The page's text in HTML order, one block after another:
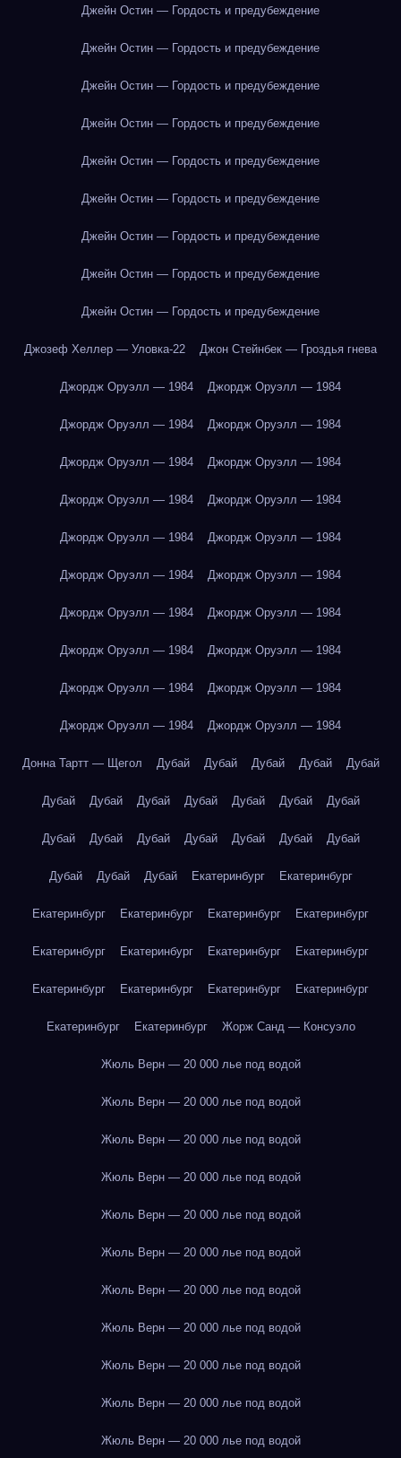
Джейн Остин — Гордость и предубеждение
Джейн Остин — Гордость и предубеждение
Джейн Остин — Гордость и предубеждение
Джейн Остин — Гордость и предубеждение
Джейн Остин — Гордость и предубеждение
Джейн Остин — Гордость и предубеждение
Джейн Остин — Гордость и предубеждение
Джейн Остин — Гордость и предубеждение
Джейн Остин — Гордость и предубеждение
Джозеф Хеллер — Уловка-22 Джон Стейнбек — Гроздья гнева
Джордж Оруэлл — 1984 Джордж Оруэлл — 1984
Джордж Оруэлл — 1984 Джордж Оруэлл — 1984
Джордж Оруэлл — 1984 Джордж Оруэлл — 1984
Джордж Оруэлл — 1984 Джордж Оруэлл — 1984
Джордж Оруэлл — 1984 Джордж Оруэлл — 1984
Джордж Оруэлл — 1984 Джордж Оруэлл — 1984
Джордж Оруэлл — 1984 Джордж Оруэлл — 1984
Джордж Оруэлл — 1984 Джордж Оруэлл — 1984
Джордж Оруэлл — 1984 Джордж Оруэлл — 1984
Джордж Оруэлл — 1984 Джордж Оруэлл — 1984
Донна Тартт — Щегол Дубай Дубай Дубай Дубай Дубай
Дубай Дубай Дубай Дубай Дубай Дубай Дубай
Дубай Дубай Дубай Дубай Дубай Дубай Дубай
Дубай Дубай Дубай Екатеринбург Екатеринбург
Екатеринбург Екатеринбург Екатеринбург Екатеринбург
Екатеринбург Екатеринбург Екатеринбург Екатеринбург
Екатеринбург Екатеринбург Екатеринбург Екатеринбург
Екатеринбург Екатеринбург Жорж Санд — Консуэло
Жюль Верн — 20 000 лье под водой
Жюль Верн — 20 000 лье под водой
Жюль Верн — 20 000 лье под водой
Жюль Верн — 20 000 лье под водой
Жюль Верн — 20 000 лье под водой
Жюль Верн — 20 000 лье под водой
Жюль Верн — 20 000 лье под водой
Жюль Верн — 20 000 лье под водой
Жюль Верн — 20 000 лье под водой
Жюль Верн — 20 000 лье под водой
Жюль Верн — 20 000 лье под водой